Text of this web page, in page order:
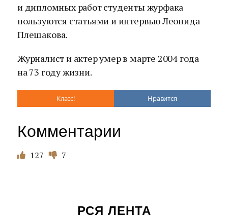
и дипломных работ студенты журфака
пользуются статьями и интервью Леонида
Плешакова.
Журналист и актер умер в марте 2004 года
на 73 году жизни.
Класс! Нравится
Комментарии
127 7
РСЯ ЛЕНТА